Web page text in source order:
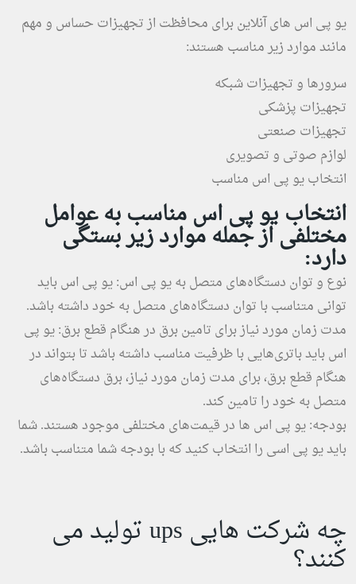
یو پی اس های آنلاین برای محافظت از تجهیزات حساس و مهم
مانند موارد زیر مناسب هستند:
سرورها و تجهیزات شبکه
تجهیزات پزشکی
تجهیزات صنعتی
لوازم صوتی و تصویری
انتخاب یو پی اس مناسب
انتخاب یو پی اس مناسب به عوامل
مختلفی از جمله موارد زیر بستگی
دارد:
نوع و توان دستگاه‌های متصل به یو پی اس: یو پی اس باید
توانی متناسب با توان دستگاه‌های متصل به خود داشته باشد.
مدت زمان مورد نیاز برای تامین برق در هنگام قطع برق: یو پی
اس باید باتری‌هایی با ظرفیت مناسب داشته باشد تا بتواند در
هنگام قطع برق، برای مدت زمان مورد نیاز، برق دستگاه‌های
متصل به خود را تامین کند.
بودجه: یو پی اس ها در قیمت‌های مختلفی موجود هستند. شما
باید یو پی اسی را انتخاب کنید که با بودجه شما متناسب باشد.
چه شرکت هایی ups تولید می
کنند؟